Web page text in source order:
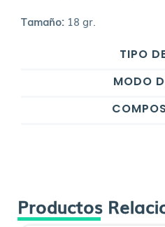
TIPO
MODO
Tamaño: 18 gr.
Productos